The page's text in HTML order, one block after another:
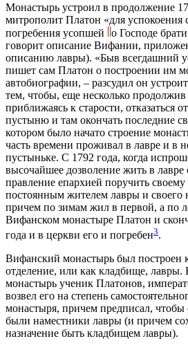
Монастырь устроил в продолжение
митрополит Платон «для успокоения
погребения усопшей
о Господе
говорит описание Вифании,
описанию лавры). «Быв всегдашний
пишет сам Платон о построении им
автобиографии, – разсудил он
тем, чтобы, еще несколько
приближаясь к старости, отказаться
пустыню и там окончать последние
котором было начато строение
часть времени проживал в лавре и в
пустыньке. С 1792 года, когда
высочайшее дозволение жить в лавре
правление епархией поручить
постоянным жителем лавры и своего
причем по зимам жил в первой, а по
Вифанском монастыре Платон и
года и в церкви его и погребен3.
Вифанский монастырь был построен
отделение, или как кладбище, лавры.
монастырь ученик Платонов,
возвел его на степень
монастыря, причем предписал, чтобы
были наместники лавры (и причем
назначение быть кладбищем лавры).